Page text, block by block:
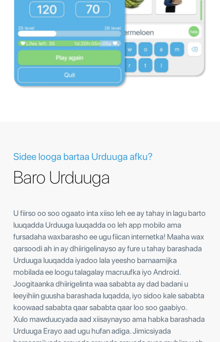
Sidee looga bartaa Urduuga afku?
Baro Urduuga
U fiirso oo soo ogaato inta xiiso leh ee ay tahay in lagu barto
luuqadda Urduuga luuqadda oo leh app mobilo ama
fursadaha waxbarasho ee ugu fiican internetka! Maaha wax
qarsoodi ah in ay dhiirigelinayso ay fure u tahay barashada
Urduuga luuqadda iyadoo lala yeesho barnaamijka
mobilada ee loogu talagalay macruufka iyo Android.
Joogitaanka dhiirigelinta waa sababta ay dad badani u
leeyihiin guusha barashada luqadda, iyo sidoo kale sababta
koowaad sababta qaar sababta qaar loo soo gaabiyo.
Xulo mawduucyada aad xiisaynayso ama habka barashada
Urduuga Erayo aad ugu hufan adiga. Jimicsiyada